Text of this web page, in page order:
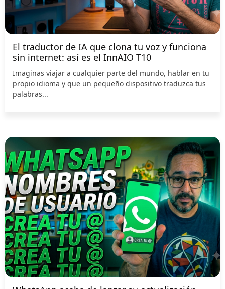
El traductor de IA que clona tu voz y funciona
sin internet: así es el InnAIO T10
Imaginas viajar a cualquier parte del mundo, hablar en tu
propio idioma y que un pequeño dispositivo traduzca tus
palabras...